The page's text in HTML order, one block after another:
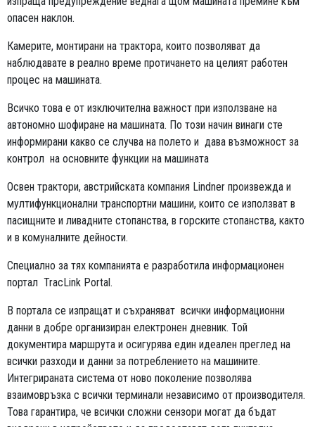
опасен наклон.
Камерите, монтирани на трактора, които позволяват да
наблюдавате в реално време протичането на целият работен
процес на машината.
Всичко това е от изключителна важност при използване на
автономно шофиране на машината. По този начин винаги сте
информирани какво се случва на полето и дава възможност за
контрол на основните функции на машината
Освен трактори, австрийската компания Lindner произвежда и
мултифункционални транспортни машини, които се използват в
пасищните и ливадните стопанства, в горските стопанства, както
и в комуналните дейности.
Специално за тях компанията е разработила информационен
портал TracLink Portal.
В портала се изпращат и съхраняват всички информационни
данни в добре организиран електронен дневник. Той
документира маршрута и осигурява един идеален преглед на
всички разходи и данни за потреблението на машините.
Интегрираната система от ново поколение позволява
взаимовръзка с всички терминали независимо от производителя.
Това гарантира, че всички сложни сензори могат да бъдат